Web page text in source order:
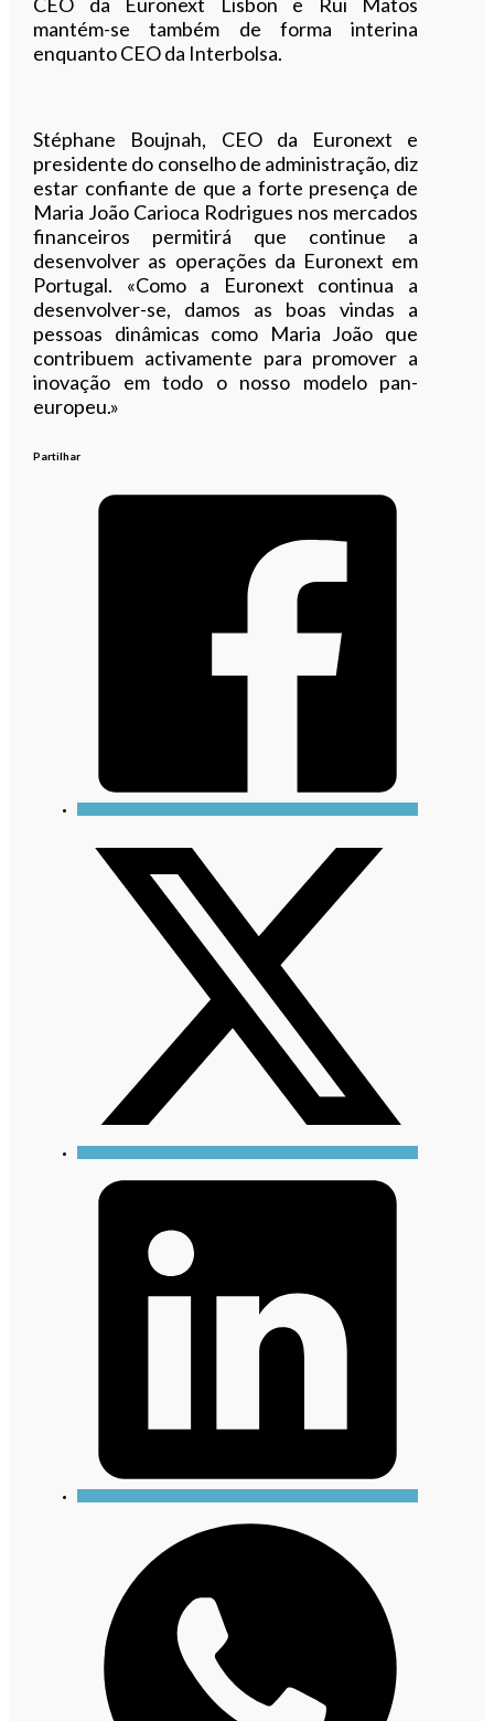
mantém-se também de forma interina
enquanto CEO da Interbolsa.
Stéphane Boujnah, CEO da Euronext e
presidente do conselho de administração, diz
estar confiante de que a forte presença de
Maria João Carioca Rodrigues nos mercados
financeiros permitirá que continue a
desenvolver as operações da Euronext em
Portugal. «Como a Euronext continua a
desenvolver-se, damos as boas vindas a
pessoas dinâmicas como Maria João que
contribuem activamente para promover a
inovação em todo o nosso modelo pan-
europeu.»
Partilhar